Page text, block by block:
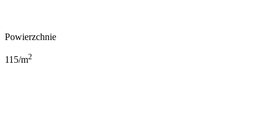
Powierzchnie
115/m2